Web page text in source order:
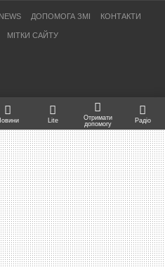
ДОПОМОГА ЗМІ КОНТАКТИ
МІТКИ САЙТУ
Lite
Отримати
допомогу
Радіо